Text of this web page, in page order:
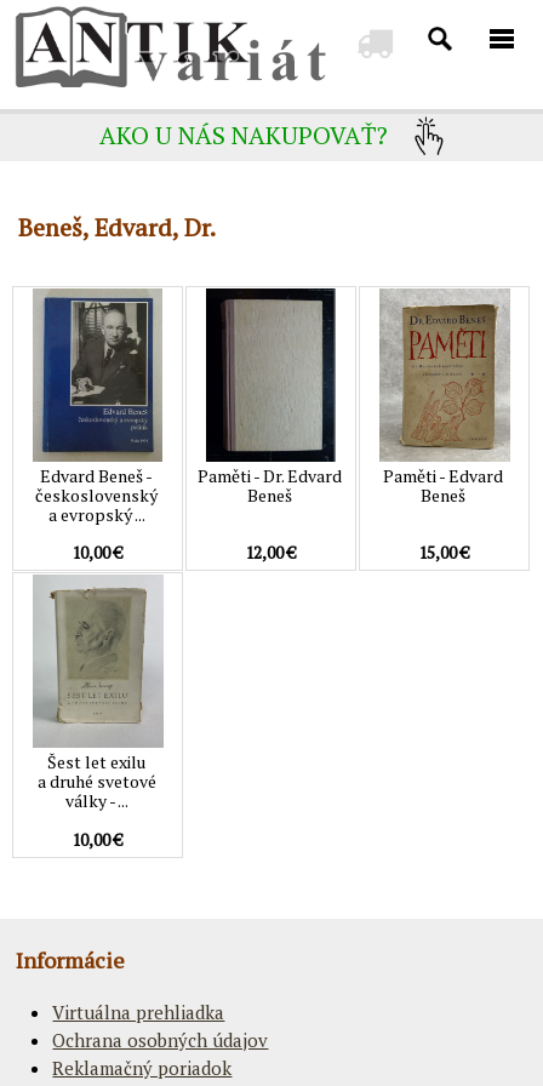
AKO U NÁS NAKUPOVAŤ?
Beneš, Edvard, Dr.
Edvard Beneš -
československý
a evropský ...
10,00 €
Paměti - Dr. Edvard
Beneš
12,00 €
Paměti - Edvard
Beneš
15,00 €
Šest let exilu
a druhé svetové
války - ...
10,00 €
Informácie
Virtuálna prehliadka
Ochrana osobných údajov
Reklamačný poriadok